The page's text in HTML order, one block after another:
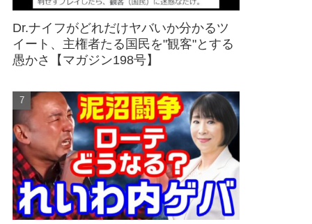
Dr.ナイフがどれだけヤバいか分かるツ
イート、主権者たる国民を"観客"とする
愚かさ【マガジン198号】